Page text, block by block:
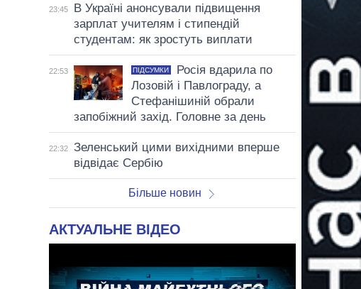
23:45
В Україні анонсували підвищення
зарплат учителям і стипендій
студентам: як зростуть виплати
22:53 ПІДСУМКИ
Росія вдарила по
Лозовій і Павлограду, а
Стефанішиній обрали
запобіжний захід. Головне за день
22:32
Зеленський цими вихідними вперше
відвідає Сербію
Більше новин
АКТУАЛЬНЕ ВІДЕО